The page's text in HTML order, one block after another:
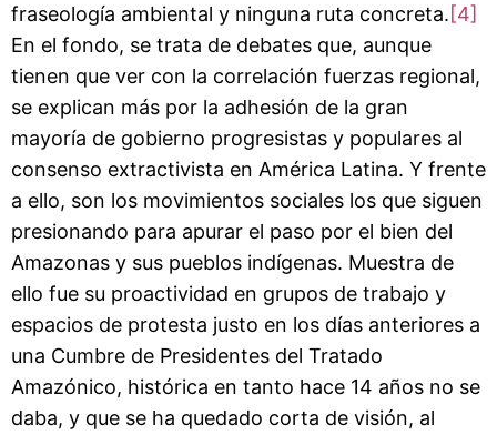
fraseología ambiental y ninguna ruta concreta.[4]
En el fondo, se trata de debates que, aunque
tienen que ver con la correlación fuerzas regional,
se explican más por la adhesión de la gran
mayoría de gobierno progresistas y populares al
consenso extractivista en América Latina. Y frente
a ello, son los movimientos sociales los que siguen
presionando para apurar el paso por el bien del
Amazonas y sus pueblos indígenas. Muestra de
ello fue su proactividad en grupos de trabajo y
espacios de protesta justo en los días anteriores a
una Cumbre de Presidentes del Tratado
Amazónico, histórica en tanto hace 14 años no se
daba, y que se ha quedado corta de visión, al